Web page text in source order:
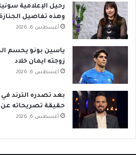
رحيل الإعلامية
وهذه تفاصيل الجنازة
أغسطس 6, 2026
ياسين بونو يحسم
زوجته ايمان خلاد
أغسطس 6, 2026
بعد تصدره الترند
حقيقة تصريحاته عن
أغسطس 6, 2026